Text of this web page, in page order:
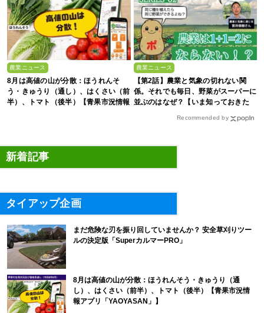
農業ニュース
8月は高値の山が分散：ほうれんそ
う・きゅうり（通し）、はくさい（前
半）、トマト（後半）【青果市況情報
農業ニュース
【第2話】農業と気象の切れない関
係。それでも毎日、野菜がスーパーに
並ぶのはなぜ？【いま知っておきた
Recommended by
新着記事
タイアップ企画
まだ危険な刃を振り回していませんか？ 安全草刈りツー
ルの決定版「SuperカルマーPRO」
8月は高値の山が分散：ほうれんそう・きゅうり（通
し）、はくさい（前半）、トマト（後半）【青果市況情
報アプリ「YAOYASAN」】